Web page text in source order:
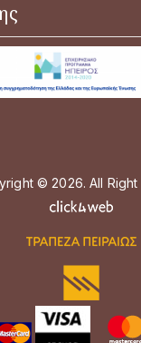
© 2026. All Right